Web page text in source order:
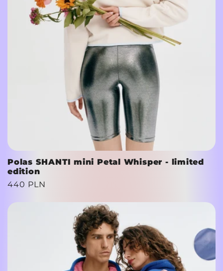
Polas SHANTI mini Petal Whisper - limited
edition
Cena
440 PLN